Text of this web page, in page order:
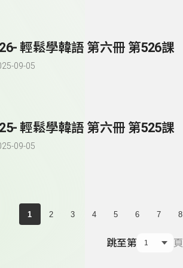
輕鬆學韓語 第六冊 第526課
09-05
輕鬆學韓語 第六冊 第525課
09-05
1 2 3 4 5 6 7 8
跳至第 頁